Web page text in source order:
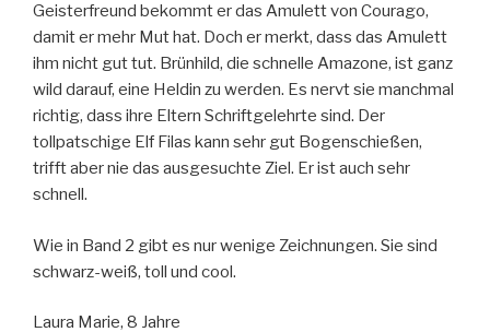
Geisterfreund bekommt er das Amulett von Courago,
damit er mehr Mut hat. Doch er merkt, dass das Amulett
ihm nicht gut tut. Brünhild, die schnelle Amazone, ist ganz
wild darauf, eine Heldin zu werden. Es nervt sie manchmal
richtig, dass ihre Eltern Schriftgelehrte sind. Der
tollpatschige Elf Filas kann sehr gut Bogenschießen,
trifft aber nie das ausgesuchte Ziel. Er ist auch sehr
schnell.
Wie in Band 2 gibt es nur wenige Zeichnungen. Sie sind
schwarz-weiß, toll und cool.
Laura Marie, 8 Jahre